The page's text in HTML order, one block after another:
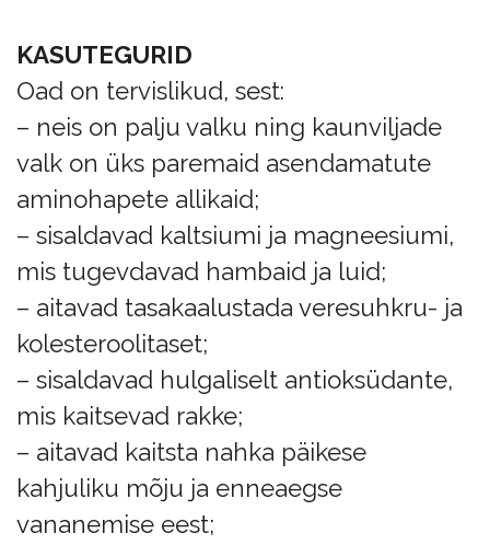
KASUTEGURID
Oad on tervislikud, sest:
– neis on palju valku ning kaunviljade
valk on üks paremaid asendamatute
aminohapete allikaid;
– sisaldavad kaltsiumi ja magneesiumi,
mis tugevdavad hambaid ja luid;
– aitavad tasakaalustada veresuhkru- ja
kolesteroolitaset;
– sisaldavad hulgaliselt antioksüdante,
mis kaitsevad rakke;
– aitavad kaitsta nahka päikese
kahjuliku mõju ja enneaegse
vananemise eest;